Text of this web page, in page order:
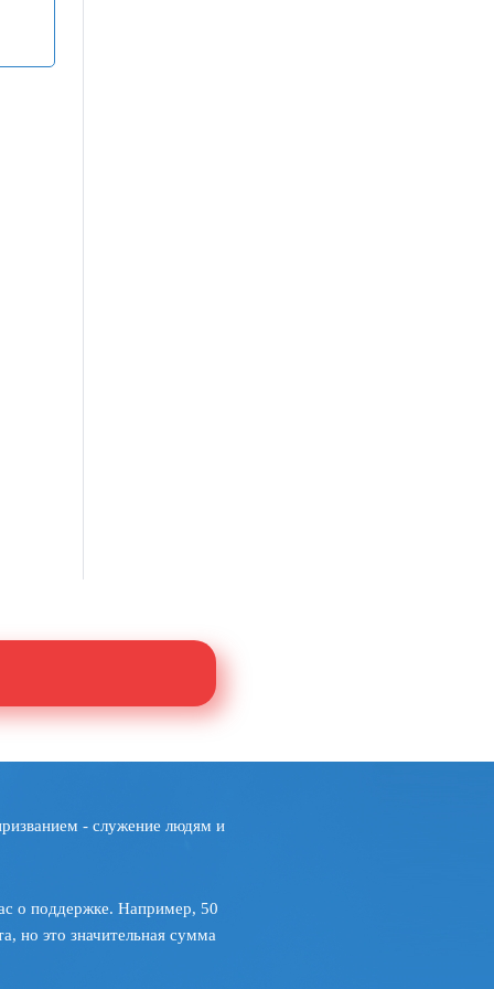
- служение людям и
о поддержке. Например, 50
но это значительная сумма